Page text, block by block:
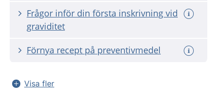
Frågor inför din första inskrivning vid
graviditet
Förnya recept på preventivmedel
Visa fler